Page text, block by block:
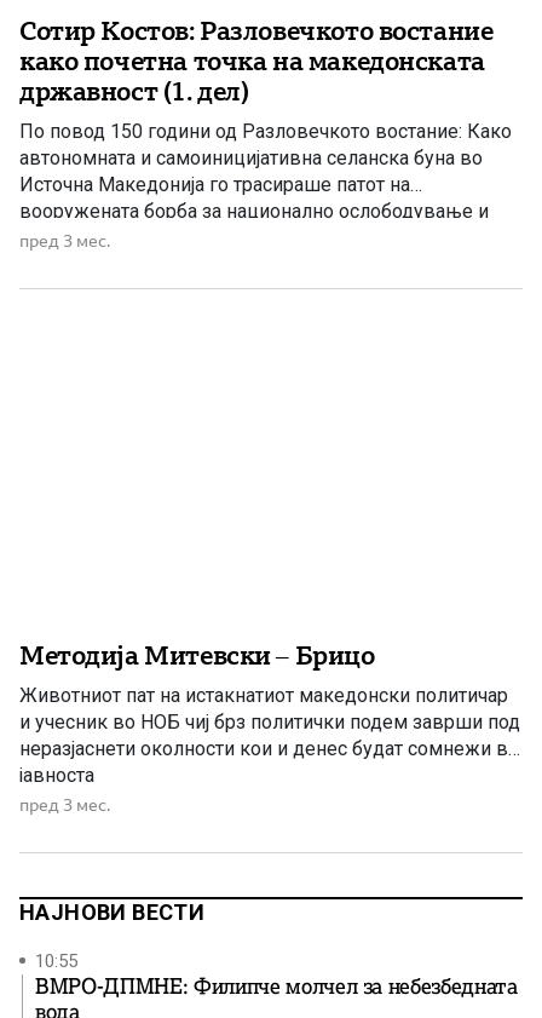
Сотир Костов: Разловечкото востание
како почетна точка на македонската
државност (1. дел)
По повод 150 години од Разловечкото востание: Како
автономната и самоиницијативна селанска буна во
Источна Македонија го трасираше патот на
вооружената борба за национално ослободување и
зацврстување на македонската посебност
пред 3 мес.
Методија Митевски – Брицо
Животниот пат на истакнатиот македонски политичар
и учесник во НОБ чиј брз политички подем заврши под
неразјаснети околности кои и денес будат сомнежи во
јавноста
пред 3 мес.
НАЈНОВИ ВЕСТИ
10:55
ВМРО-ДПМНЕ: Филипче молчел за небезбедната
вода